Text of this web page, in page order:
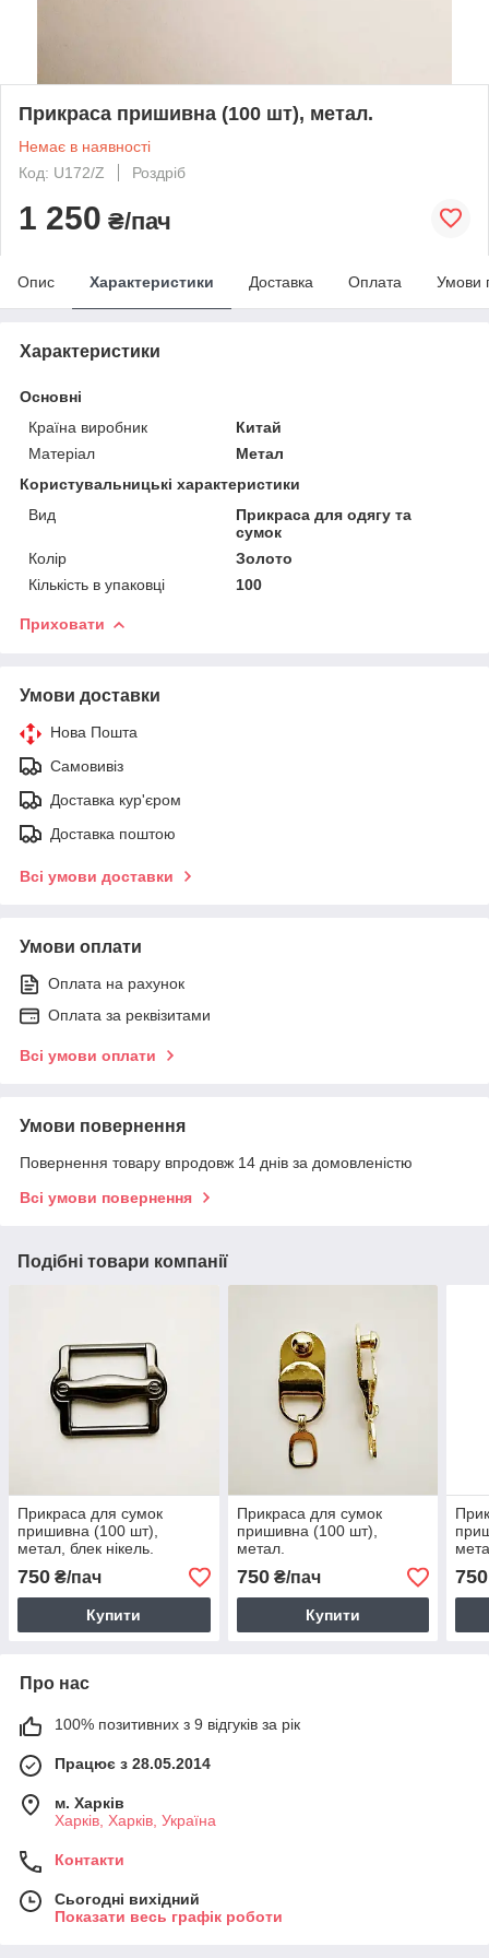
Прикраса пришивна (100 шт), метал.
Немає в наявності
Код: U172/Z
Роздріб
1 250 ₴/пач
Опис Характеристики Доставка Оплата Умови
Характеристики
Основні
Країна виробник
Китай
Матеріал
Метал
Користувальницькі характеристики
Вид
Прикраса для одягу та
сумок
Колір
Золото
Кількість в упаковці
100
Приховати
Умови доставки
Нова Пошта
Самовивіз
Доставка кур'єром
Доставка поштою
Всі умови доставки
Умови оплати
Оплата на рахунок
Оплата за реквізитами
Всі умови оплати
Умови повернення
Повернення товару впродовж 14 днів за домовленістю
Всі умови повернення
Подібні товари компанії
Прикраса для сумок
пришивна (100 шт),
метал, блек нікель.
750 ₴/пач
Купити
Прикраса для сумок
пришивна (100 шт),
метал.
750₴/пач
Купити
750
Про нас
100% позитивних з 9 відгуків за рік
Працює з 28.05.2014
м. Харків
Харків, Харків, Україна
Контакти
Сьогодні вихідний
Показати весь графік роботи